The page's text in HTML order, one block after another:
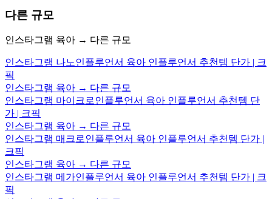
다른 규모
인스타그램 육아 → 다른 규모
인스타그램 나노인플루언서 육아 인플루언서 추천템 단가 | 크
픽
인스타그램 육아 → 다른 규모
인스타그램 마이크로인플루언서 육아 인플루언서 추천템 단
가 | 크픽
인스타그램 육아 → 다른 규모
인스타그램 매크로인플루언서 육아 인플루언서 추천템 단가 |
크픽
인스타그램 육아 → 다른 규모
인스타그램 메가인플루언서 육아 인플루언서 추천템 단가 | 크
픽